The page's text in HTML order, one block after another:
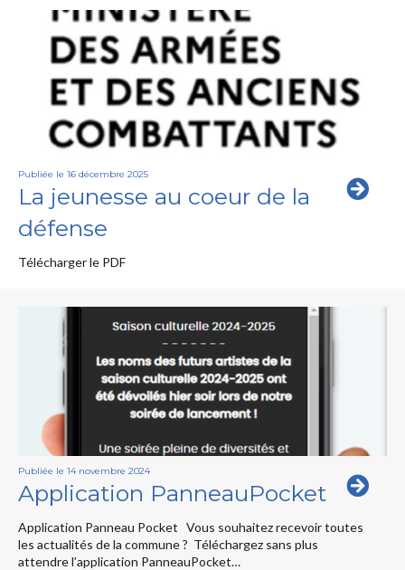
Publiée le 16 décembre 2025
La jeunesse au coeur de la
défense
Télécharger le PDF
Publiée le 14 novembre 2024
Application PanneauPocket
Application Panneau Pocket Vous souhaitez recevoir toutes
les actualités de la commune ? Téléchargez sans plus
attendre l’application PanneauPocket…